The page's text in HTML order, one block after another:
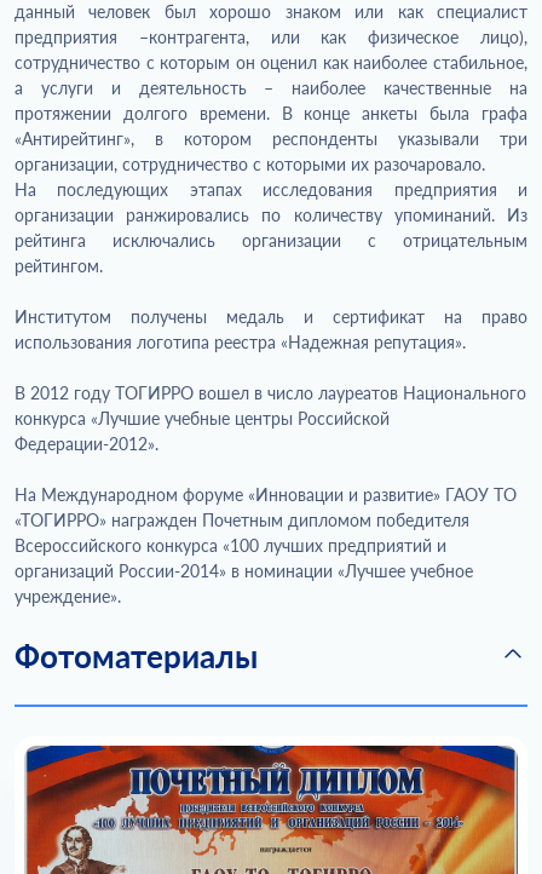
данный человек был хорошо знаком или как специалист
предприятия –контрагента, или как физическое лицо),
сотрудничество с которым он оценил как наиболее стабильное,
а услуги и деятельность – наиболее качественные на
протяжении долгого времени. В конце анкеты была графа
«Антирейтинг», в котором респонденты указывали три
организации, сотрудничество с которыми их разочаровало.
На последующих этапах исследования предприятия и
организации ранжировались по количеству упоминаний. Из
рейтинга исключались организации с отрицательным
рейтингом.
Институтом получены медаль и сертификат на право
использования логотипа реестра «Надежная репутация».
В 2012 году ТОГИРРО вошел в число лауреатов Национального
конкурса «Лучшие учебные центры Российской
Федерации-2012».
На Международном форуме «Инновации и развитие» ГАОУ ТО
«ТОГИРРО» награжден Почетным дипломом победителя
Всероссийского конкурса «100 лучших предприятий и
организаций России-2014» в номинации «Лучшее учебное
учреждение».
Фотоматериалы